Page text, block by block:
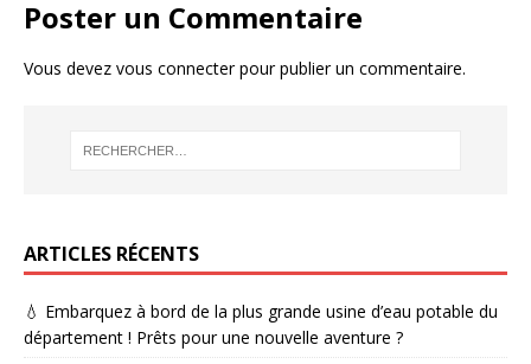
Poster un Commentaire
Vous devez vous connecterpour publier un commentaire.
ARTICLES RÉCENTS
💧 Embarquez à bord de la plus grande usine d’eau potable du
département ! Prêts pour une nouvelle aventure ?